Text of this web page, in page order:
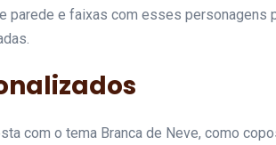
parede e faixas com esses personagens
com o tema Branca de Neve, como